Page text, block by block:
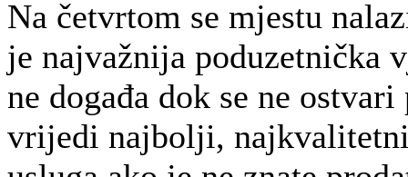
Na četvrtom se mjestu
je najvažnija poduzetnička
ne događa dok se ne
vrijedi najbolji,